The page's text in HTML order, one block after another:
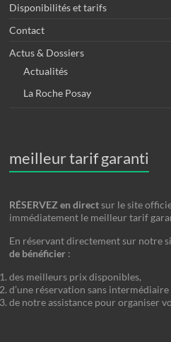
Disponibilités et tarifs
Contact
Actus & Dossiers
Actualités
La Roche Posay
meilleur tarif garanti
RÉSERVEZ en directsur le site
immédiatement le meilleur tarif
En réservant directement sur notre
de bénéficier :
des meilleurs prix disponibles,
d’une réservation sans
de notre assistance pour organiser